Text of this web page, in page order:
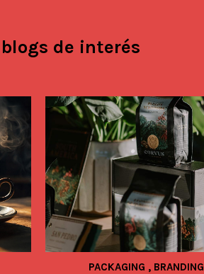
de interés
PACKAGING , BRANDING